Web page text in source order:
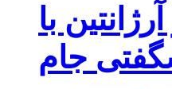
جهانی ۲۰۲۶/ دیدار آرژانتین با
جام